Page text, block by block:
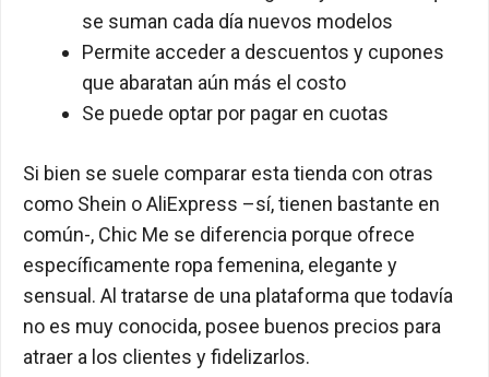
se suman cada día nuevos modelos
Permite acceder a descuentos y cupones
que abaratan aún más el costo
Se puede optar por pagar en cuotas
Si bien se suele comparar esta tienda con otras
como Shein o AliExpress –sí, tienen bastante en
común-, Chic Me se diferencia porque ofrece
específicamente ropa femenina, elegante y
sensual. Al tratarse de una plataforma que todavía
no es muy conocida, posee buenos precios para
atraer a los clientes y fidelizarlos.